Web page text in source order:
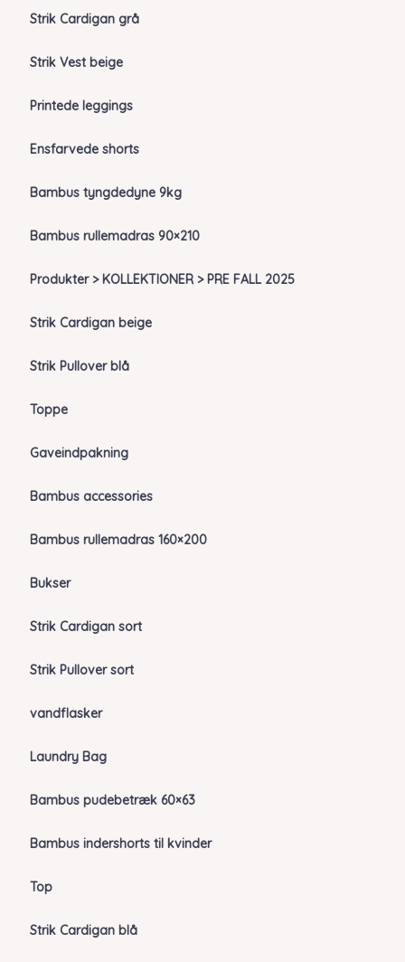
Strik Cardigan grå
Strik Vest beige
Printede leggings
Ensfarvede shorts
Bambus tyngdedyne 9kg
Bambus rullemadras 90×210
Produkter > KOLLEKTIONER > PRE FALL 2025
Strik Cardigan beige
Strik Pullover blå
Toppe
Gaveindpakning
Bambus accessories
Bambus rullemadras 160×200
Bukser
Strik Cardigan sort
Strik Pullover sort
vandflasker
Laundry Bag
Bambus pudebetræk 60×63
Bambus indershorts til kvinder
Top
Strik Cardigan blå